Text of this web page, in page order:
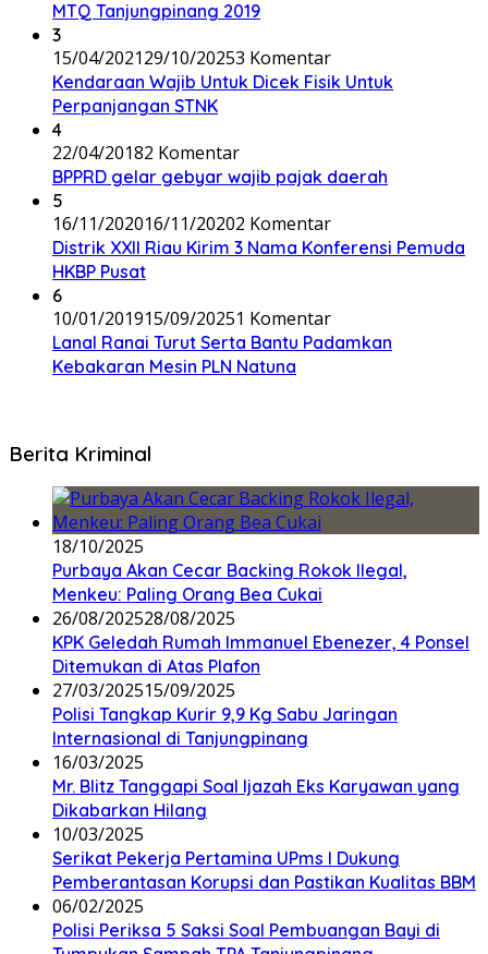
MTQ Tanjungpinang 2019
3
15/04/202129/10/20253 Komentar
Kendaraan Wajib Untuk Dicek Fisik Untuk
Perpanjangan STNK
4
22/04/20182 Komentar
BPPRD gelar gebyar wajib pajak daerah
5
16/11/202016/11/20202 Komentar
Distrik XXII Riau Kirim 3 Nama Konferensi Pemuda
HKBP Pusat
6
10/01/201915/09/20251 Komentar
Lanal Ranai Turut Serta Bantu Padamkan
Kebakaran Mesin PLN Natuna
Berita Kriminal
18/10/2025
Purbaya Akan Cecar Backing Rokok Ilegal,
Menkeu: Paling Orang Bea Cukai
26/08/202528/08/2025
KPK Geledah Rumah Immanuel Ebenezer, 4 Ponsel
Ditemukan di Atas Plafon
27/03/202515/09/2025
Polisi Tangkap Kurir 9,9 Kg Sabu Jaringan
Internasional di Tanjungpinang
16/03/2025
Mr. Blitz Tanggapi Soal Ijazah Eks Karyawan yang
Dikabarkan Hilang
10/03/2025
Serikat Pekerja Pertamina UPms I Dukung
Pemberantasan Korupsi dan Pastikan Kualitas BBM
06/02/2025
Polisi Periksa 5 Saksi Soal Pembuangan Bayi di